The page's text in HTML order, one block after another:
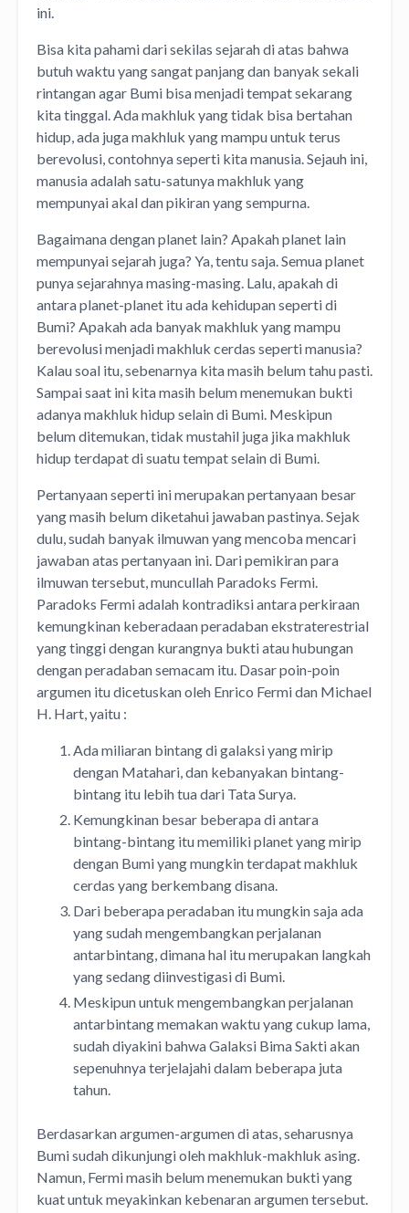
ini.
Bisa kita pahami dari sekilas sejarah di atas bahwa
butuh waktu yang sangat panjang dan banyak sekali
rintangan agar Bumi bisa menjadi tempat sekarang
kita tinggal. Ada makhluk yang tidak bisa bertahan
hidup, ada juga makhluk yang mampu untuk terus
berevolusi, contohnya seperti kita manusia. Sejauh ini,
manusia adalah satu-satunya makhluk yang
mempunyai akal dan pikiran yang sempurna.
Bagaimana dengan planet lain? Apakah planet lain
mempunyai sejarah juga? Ya, tentu saja. Semua planet
punya sejarahnya masing-masing. Lalu, apakah di
antara planet-planet itu ada kehidupan seperti di
Bumi? Apakah ada banyak makhluk yang mampu
berevolusi menjadi makhluk cerdas seperti manusia?
Kalau soal itu, sebenarnya kita masih belum tahu pasti.
Sampai saat ini kita masih belum menemukan bukti
adanya makhluk hidup selain di Bumi. Meskipun
belum ditemukan, tidak mustahil juga jika makhluk
hidup terdapat di suatu tempat selain di Bumi.
Pertanyaan seperti ini merupakan pertanyaan besar
yang masih belum diketahui jawaban pastinya. Sejak
dulu, sudah banyak ilmuwan yang mencoba mencari
jawaban atas pertanyaan ini. Dari pemikiran para
ilmuwan tersebut, muncullah Paradoks Fermi.
Paradoks Fermi adalah kontradiksi antara perkiraan
kemungkinan keberadaan peradaban ekstraterestrial
yang tinggi dengan kurangnya bukti atau hubungan
dengan peradaban semacam itu. Dasar poin-poin
argumen itu dicetuskan oleh Enrico Fermi dan Michael
H. Hart, yaitu :
Ada miliaran bintang di galaksi yang mirip
dengan Matahari, dan kebanyakan bintang-
bintang itu lebih tua dari Tata Surya.
Kemungkinan besar beberapa di antara
bintang-bintang itu memiliki planet yang mirip
dengan Bumi yang mungkin terdapat makhluk
cerdas yang berkembang disana.
Dari beberapa peradaban itu mungkin saja ada
yang sudah mengembangkan perjalanan
antarbintang, dimana hal itu merupakan langkah
yang sedang diinvestigasi di Bumi.
Meskipun untuk mengembangkan perjalanan
antarbintang memakan waktu yang cukup lama,
sudah diyakini bahwa Galaksi Bima Sakti akan
sepenuhnya terjelajahi dalam beberapa juta
tahun.
Berdasarkan argumen-argumen di atas, seharusnya
Bumi sudah dikunjungi oleh makhluk-makhluk asing.
Namun, Fermi masih belum menemukan bukti yang
kuat untuk meyakinkan kebenaran argumen tersebut.